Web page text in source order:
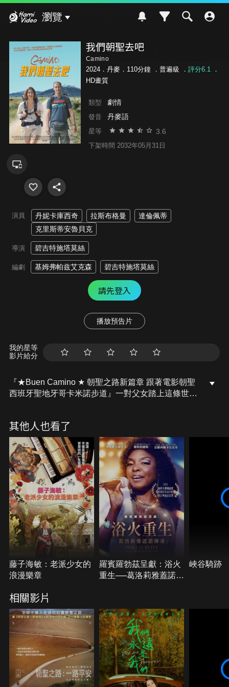
瀏覽
我們朝聖去吧
Camino
2024．丹麥．110分鐘 ． 普遍級 ． 評分6.1．
HD畫質
類型 劇情
發音 丹麥語
星等 3.6
下架時間 2032年05月31日
演員 丹妮卡庫西奇 拉斯布格曼
達倫佩蒂
克里斯蒂安魯貝克
導演 碧吉特施塔莫絲
編劇 基姆弗帕兹艾克森 碧吉特施塔莫絲
請先登入
播放預告片
我的星等
影片給分
『★Buen Camino ★ 朝聖之路新篇章 跟著電影朝聖
西班牙聖地牙哥卡米諾步道』一對父女踏上這條世界
作，講述一段關於愛、失落與釋懷的生命旅程。電影
中呈現了西班牙「聖地牙哥」卡米諾步道、鄉村咖啡
館和村莊的風景其他許多如詩如畫的場景，以及來自
世界各地的許多朝聖者在類似旅程中的視角。
其他人也看了
藤子海敏：老派少女的
浪漫樂章
羅賓羅勃茲呈獻：浴火
重生──葛洛莉雅蓋諾傳
峽谷騎跡
相關影片